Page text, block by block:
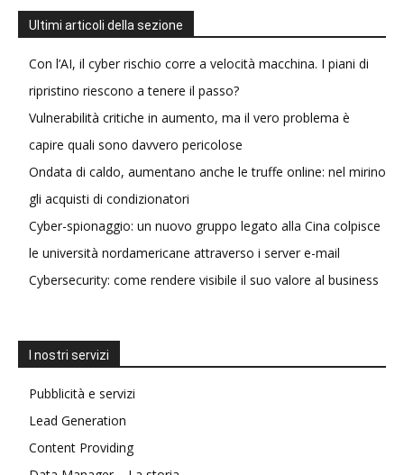
Ultimi articoli della sezione
Con l’AI, il cyber rischio corre a velocità macchina. I piani di
ripristino riescono a tenere il passo?
Vulnerabilità critiche in aumento, ma il vero problema è
capire quali sono davvero pericolose
Ondata di caldo, aumentano anche le truffe online: nel mirino
gli acquisti di condizionatori
Cyber-spionaggio: un nuovo gruppo legato alla Cina colpisce
le università nordamericane attraverso i server e-mail
Cybersecurity: come rendere visibile il suo valore al business
I nostri servizi
Pubblicità e servizi
Lead Generation
Content Providing